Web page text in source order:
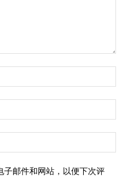
子邮件和网站，以便下次评